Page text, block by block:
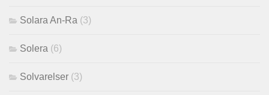
Solara An-Ra (3)
Solera (6)
Solvarelser (3)